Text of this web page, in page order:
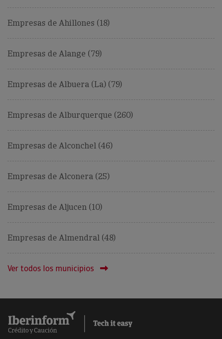
Empresas de Ahillones (18)
Empresas de Alange (79)
Empresas de Albuera (La) (79)
Empresas de Alburquerque (260)
Empresas de Alconchel (46)
Empresas de Alconera (25)
Empresas de Aljucen (10)
Empresas de Almendral (48)
Ver todos los municipios